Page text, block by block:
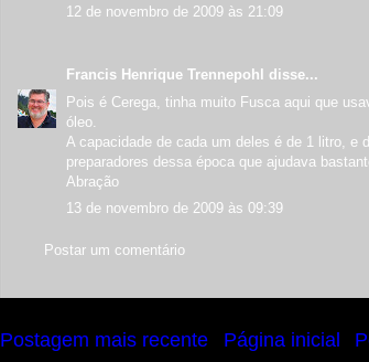
12 de novembro de 2009 às 21:09
Francis Henrique Trennepohl
disse...
Pois é Cerega, tinha muito Fusca aqui que
óleo.
A capacidade de cada um deles é de 1 litro, e
preparadores dessa época que ajudava
Abração
13 de novembro de 2009 às 09:39
Postar um comentário
Postagem mais recente Página inicial